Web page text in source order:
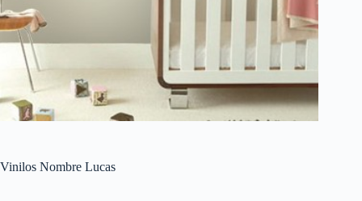
Vinilos Nombre Lucas